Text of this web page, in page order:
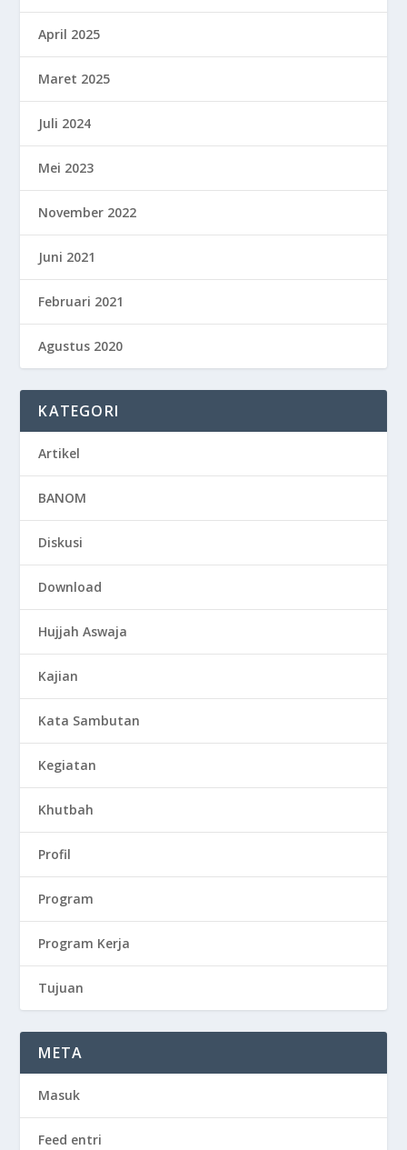
April 2025
Maret 2025
Juli 2024
Mei 2023
November 2022
Juni 2021
Februari 2021
Agustus 2020
KATEGORI
Artikel
BANOM
Diskusi
Download
Hujjah Aswaja
Kajian
Kata Sambutan
Kegiatan
Khutbah
Profil
Program
Program Kerja
Tujuan
META
Masuk
Feed entri